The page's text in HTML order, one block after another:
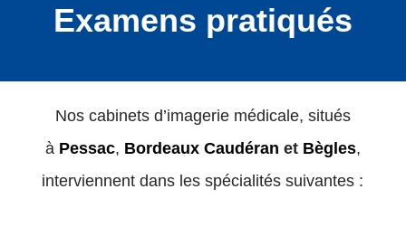
Examens pratiqués
Nos cabinets d’imagerie médicale, situés
à Pessac, Bordeaux Caudéran et Bègles,
interviennent dans les spécialités suivantes :